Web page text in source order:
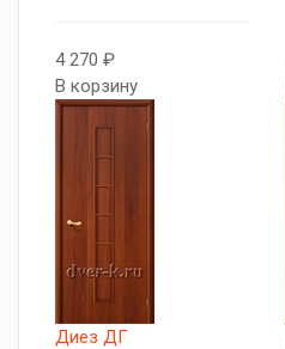
4 270 ₽
В корзину
Диез ДГ